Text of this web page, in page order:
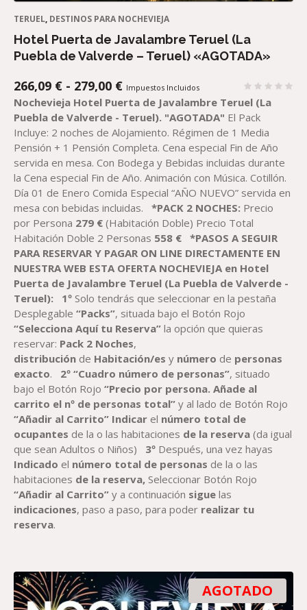
TERUEL, DESTINOS PARA NOCHEVIEJA
Hotel Puerta de Javalambre Teruel (La
Puebla de Valverde – Teruel) «AGOTADA»
266,09 € - 279,00 €RANGO
DE
PRECIOS:
DESDE
266,09 €
HASTA
279,00 €
Impuestos Incluidos
Nochevieja Hotel Puerta de Javalambre Teruel (La
Puebla de Valverde - Teruel). "AGOTADA" El Pack
Incluye: 2 noches de Alojamiento. Régimen de 1 Media
Pensión + 1 Pensión Completa. Cena especial Fin de Año
servida en mesa. Con Bodega y Bebidas incluidas durante
la Cena especial Fin de Año. Animación con Música. Cotillón.
Día 01 de Enero Comida Especial “AÑO NUEVO” servida en
mesa con bebidas incluidas.*PACK 2 NOCHES: Precio
por Persona 279 € (Habitación Doble) Precio Total
Habitación Doble 2 Personas 558 €
*PASOS A SEGUIR
PARA RESERVARY PAGAR ON LINE DIRECTAMENTE EN
NUESTRA WEB ESTA OFERTA NOCHEVIEJA en Hotel
Puerta de Javalambre Teruel (La Puebla de Valverde -
Teruel): 1ºSolo tendrás que seleccionar en la pestaña
Desplegable“Packs”, situada bajo el Botón Rojo
“Selecciona Aquí tu Reserva” la opción que quieras
reservar: Pack 2 Noches,
distribución de Habitación/es y número de personas
exacto. 2º “Cuadro número de personas”, situado
bajo el Botón Rojo“Precio por persona. Añade al
carrito el nº de personas total”y al lado de Botón Rojo
“Añadir al Carrito” Indicar el número total de
ocupantes de la o las habitaciones de la reserva (da igual
que sean Adultos o Niños) 3º Después, una vez hayas
Indicado el número total de personas de la o las
habitaciones de la reserva, Seleccionar Botón Rojo
“Añadir al Carrito” y a continuación sigue las
indicaciones, paso a paso, para poder realizar tu
reserva.
AGOTADO